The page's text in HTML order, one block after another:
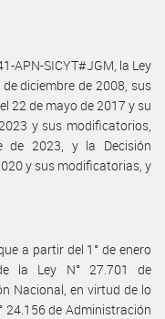
APN-SICYT#JGM, la Ley
diciembre de 2008, sus
22 de mayo de 2017 y su
y sus modificatorios,
de 2023, y la Decisión
y sus modificatorias, y
a partir del 1° de enero
la Ley N° 27.701 de
Nacional, en virtud de lo
24.156 de Administración